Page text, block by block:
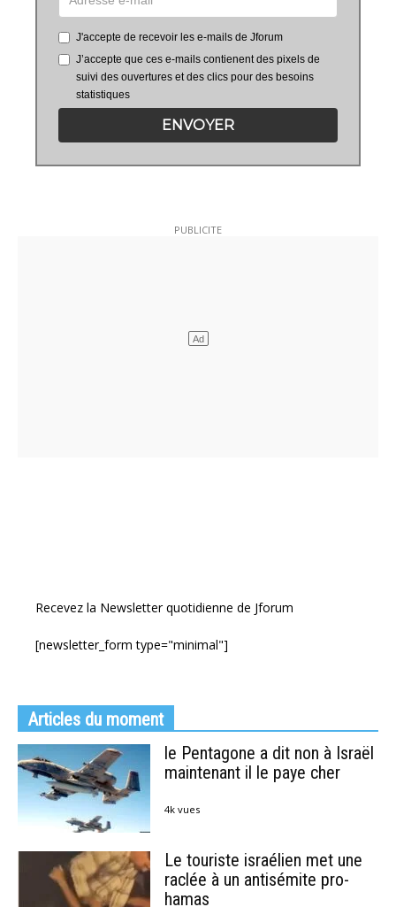
J'accepte de recevoir les e-mails de Jforum
J’accepte que ces e-mails contienent des pixels de
suivi des ouvertures et des clics pour des besoins
statistiques
ENVOYER
Recevez la Newsletter quotidienne de Jforum
[newsletter_form type="minimal"]
Articles du moment
le Pentagone a dit non à Israël
maintenant il le paye cher
4k vues
Le touriste israélien met une
raclée à un antisémite pro-
hamas